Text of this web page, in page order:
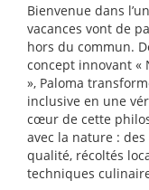
Bienvenue dans
vacances vont de
hors du commun.
concept innovant «
», Paloma
inclusive en une
cœur de cette
avec la nature :
qualité, récoltés
techniques